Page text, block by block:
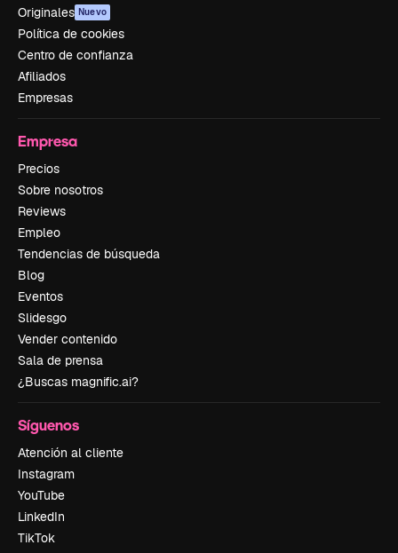
Originales Nuevo
Política de cookies
Centro de confianza
Afiliados
Empresas
Empresa
Precios
Sobre nosotros
Reviews
Empleo
Tendencias de búsqueda
Blog
Eventos
Slidesgo
Vender contenido
Sala de prensa
¿Buscas magnific.ai?
Síguenos
Atención al cliente
Instagram
YouTube
LinkedIn
TikTok